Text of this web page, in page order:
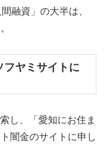
融資」の大半は、
フヤミサイトに
し、「愛知にお住ま
闇金のサイトに申し